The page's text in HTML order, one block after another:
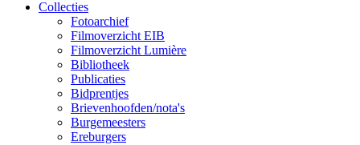
Collecties
Fotoarchief
Filmoverzicht EIB
Filmoverzicht Lumière
Bibliotheek
Publicaties
Bidprentjes
Brievenhoofden/nota's
Burgemeesters
Ereburgers